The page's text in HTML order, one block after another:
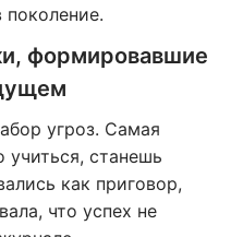
поколение.
формировавшие
угроз. Самая
учиться, станешь
как приговор,
что успех не